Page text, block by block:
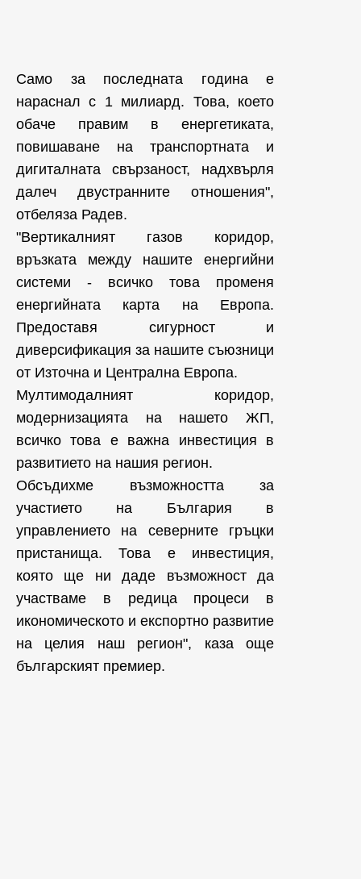
Само за последната година е
нараснал с 1 милиард. Това, което
обаче правим в енергетиката,
повишаване на транспортната и
дигиталната свързаност, надхвърля
далеч двустранните отношения",
отбеляза Радев.
"Вертикалният газов коридор,
връзката между нашите енергийни
системи - всичко това променя
енергийната карта на Европа.
Предоставя сигурност и
диверсификация за нашите съюзници
от Източна и Централна Европа.
Мултимодалният коридор,
модернизацията на нашето ЖП,
всичко това е важна инвестиция в
развитието на нашия регион.
Обсъдихме възможността за
участието на България в
управлението на северните гръцки
пристанища. Това е инвестиция,
която ще ни даде възможност да
участваме в редица процеси в
икономическото и експортно развитие
на целия наш регион", каза още
българският премиер.